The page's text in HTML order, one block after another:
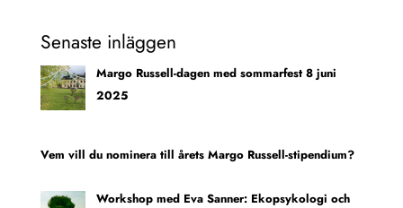
Senaste inläggen
Margo Russell-dagen med sommarfest 8 juni
2025
Vem vill du nominera till årets Margo Russell-stipendium?
Workshop med Eva Sanner: Ekopsykologi och